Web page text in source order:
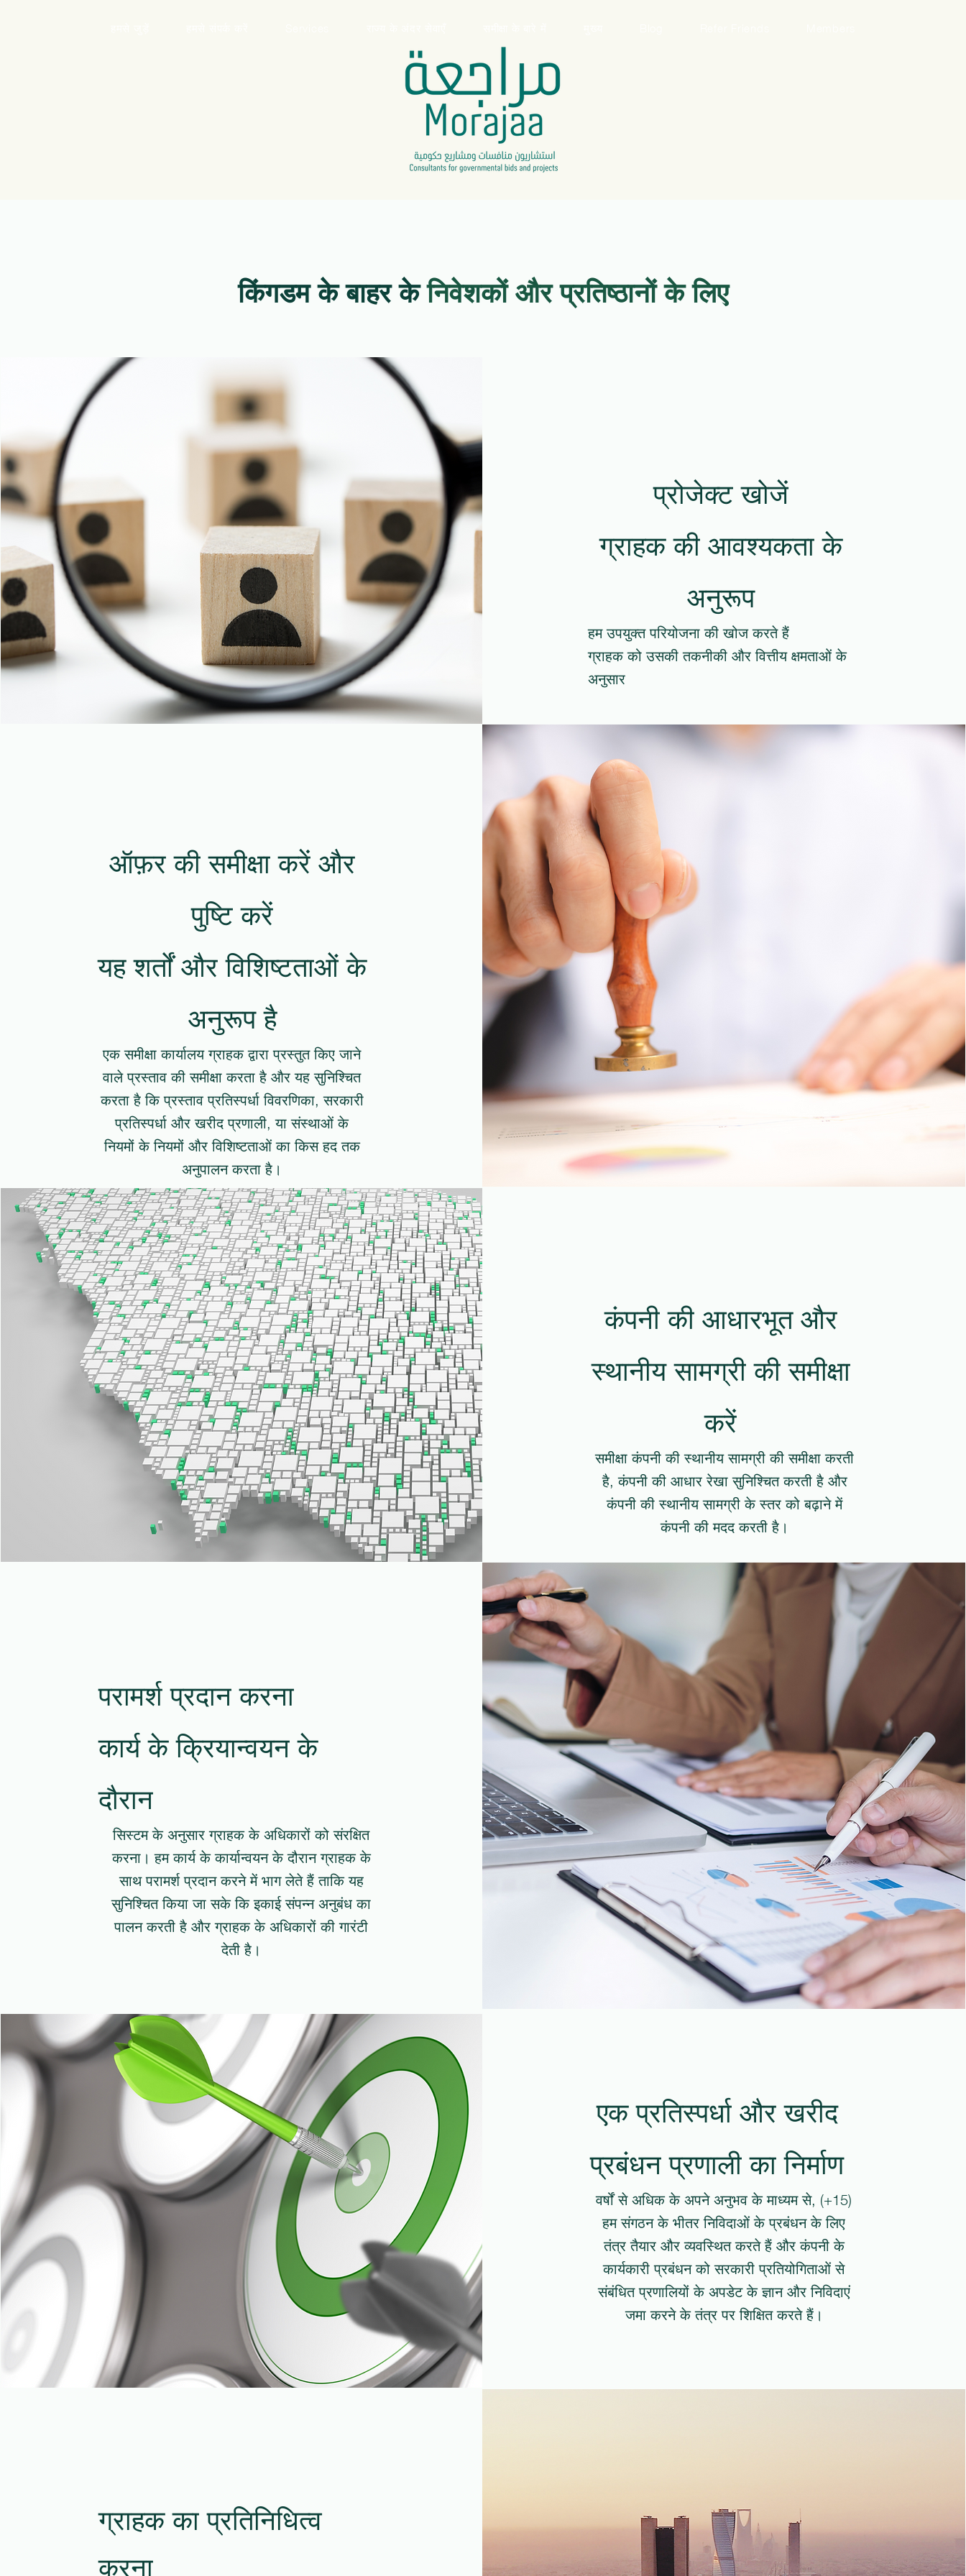
किंगडम के बाहर केनिवेशकों और प्रतिष्ठानों के लिए
प्रोजेक्ट खोजें
ग्राहक की आवश्यकता के
अनुरूप
हम उपयुक्त परियोजना की खोज करते हैं
ग्राहक को उसकी तकनीकी और वित्तीय क्षमताओं के
अनुसार
ऑफ़र की समीक्षा करें और
पुष्टि करें
यह शर्तों और विशिष्टताओं के
अनुरूप है
एक समीक्षा कार्यालय ग्राहक द्वारा प्रस्तुत किए जाने
वाले प्रस्ताव की समीक्षा करता है और यह सुनिश्चित
करता है कि प्रस्ताव प्रतिस्पर्धा विवरणिका, सरकारी
प्रतिस्पर्धा और खरीद प्रणाली, या संस्थाओं के
नियमों के नियमों और विशिष्टताओं का किस हद तक
अनुपालन करता है।
कंपनी की आधारभूत और
स्थानीय सामग्री की समीक्षा
करें
समीक्षा कंपनी की स्थानीय सामग्री की समीक्षा करती
है, कंपनी की आधार रेखा सुनिश्चित करती है और
कंपनी की स्थानीय सामग्री के स्तर को बढ़ाने में
कंपनी की मदद करती है।
परामर्श प्रदान करना
कार्य के क्रियान्वयन के
दौरान
सिस्टम के अनुसार ग्राहक के अधिकारों को संरक्षित
करना। हम कार्य के कार्यान्वयन के दौरान ग्राहक के
साथ परामर्श प्रदान करने में भाग लेते हैं ताकि यह
सुनिश्चित किया जा सके कि इकाई संपन्न अनुबंध का
पालन करती है और ग्राहक के अधिकारों की गारंटी
देती है।
एक प्रतिस्पर्धा और खरीद
प्रबंधन प्रणाली का निर्माण
(15+) वर्षों से अधिक के अपने अनुभव के माध्यम से,
हम संगठन के भीतर निविदाओं के प्रबंधन के लिए
तंत्र तैयार और व्यवस्थित करते हैं और कंपनी के
कार्यकारी प्रबंधन को सरकारी प्रतियोगिताओं से
संबंधित प्रणालियों के अपडेट के ज्ञान और निविदाएं
जमा करने के तंत्र पर शिक्षित करते हैं।
ग्राहक का प्रतिनिधित्व
करना